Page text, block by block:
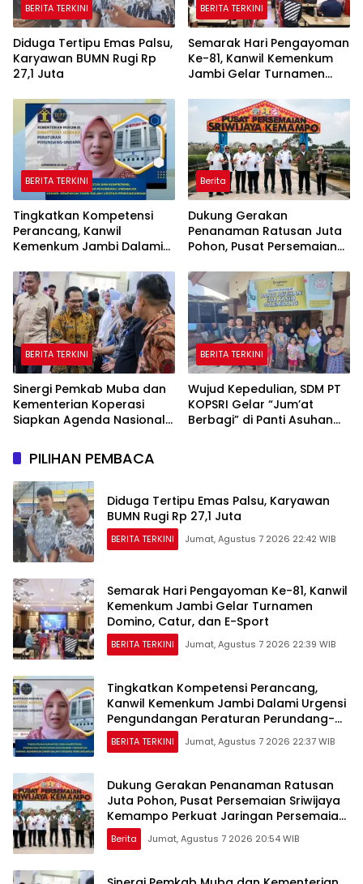
BERITA TERKINI
Diduga Tertipu Emas Palsu,
Karyawan BUMN Rugi Rp
27,1 Juta
BERITA TERKINI
Semarak Hari Pengayoman
Ke-81, Kanwil Kemenkum
Jambi Gelar Turnamen
BERITA TERKINI
Tingkatkan Kompetensi
Perancang, Kanwil
Kemenkum Jambi Dalami
Peraturan Perundang-
undangan
Berita
Dukung Gerakan
Penanaman Ratusan Juta
Pohon, Pusat Persemaian
Perkuat Jaringan
Persemaian Nasional*
BERITA TERKINI
Sinergi Pemkab Muba dan
Kementerian Koperasi
Siapkan Agenda Nasional
BERITA TERKINI
Wujud Kepedulian, SDM PT
KOPSRI Gelar “Jum’at
Berbagi” di Panti Asuhan
PILIHAN PEMBACA
Diduga Tertipu Emas Palsu, Karyawan
BUMN Rugi Rp 27,1 Juta
BERITA TERKINI Jumat, Agustus 7 2026 22:42 WIB
Semarak Hari Pengayoman Ke-81, Kanwil
Kemenkum Jambi Gelar Turnamen
Domino, Catur, dan E-Sport
BERITA TERKINI Jumat, Agustus 7 2026 22:39 WIB
Tingkatkan Kompetensi Perancang,
Kanwil Kemenkum Jambi Dalami Urgensi
Pengundangan Peraturan Perundang-
undangan
BERITA TERKINI Jumat, Agustus 7 2026 22:37 WIB
Dukung Gerakan Penanaman Ratusan
Juta Pohon, Pusat Persemaian Sriwijaya
Kemampo Perkuat Jaringan Persemaian
Nasional*
Berita Jumat, Agustus 7 2026 20:54 WIB